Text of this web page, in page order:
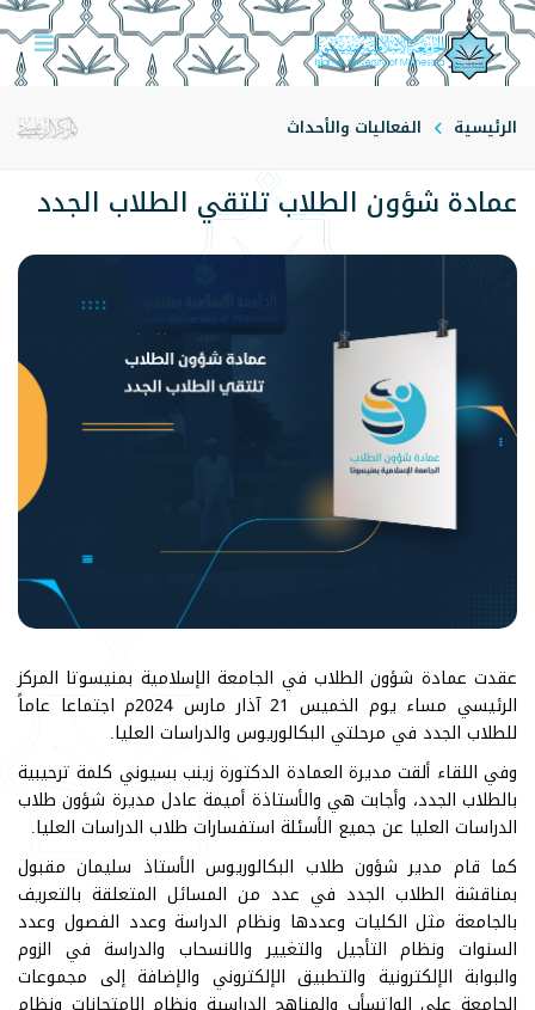
الرئيسية الفعاليات والأحداث
عمادة شؤون الطلاب تلتقي الطلاب الجدد
عقدت عمادة شؤون الطلاب في الجامعة الإسلامية بمنيسوتا المركز
الرئيسي مساء يوم الخميس 21 آذار مارس 2024م اجتماعا عاماً
للطلاب الجدد في مرحلتي البكالوريوس والدراسات العليا.
وفي اللقاء ألقت مديرة العمادة الدكتورة زينب بسيوني كلمة ترحيبية
بالطلاب الجدد، وأجابت هي والأستاذة أميمة عادل مديرة شؤون طلاب
الدراسات العليا عن جميع الأسئلة استفسارات طلاب الدراسات العليا.
كما قام مدير شؤون طلاب البكالوريوس الأستاذ سليمان مقبول
بمناقشة الطلاب الجدد في عدد من المسائل المتعلقة بالتعريف
بالجامعة مثل الكليات وعددها ونظام الدراسة وعدد الفصول وعدد
السنوات ونظام التأجيل والتغيير والانسحاب والدراسة في الزوم
والبوابة الإلكترونية والتطبيق الإلكتروني والإضافة إلى مجموعات